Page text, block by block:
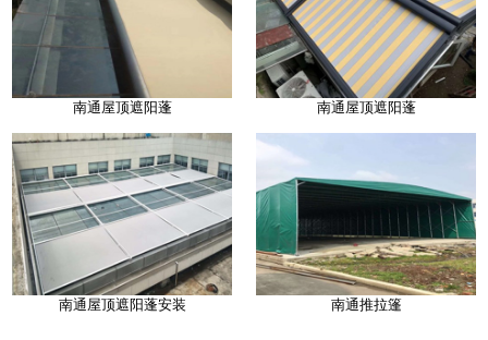
南通屋顶遮阳蓬 南通屋顶遮阳蓬
南通屋顶遮阳蓬安装 南通推拉篷